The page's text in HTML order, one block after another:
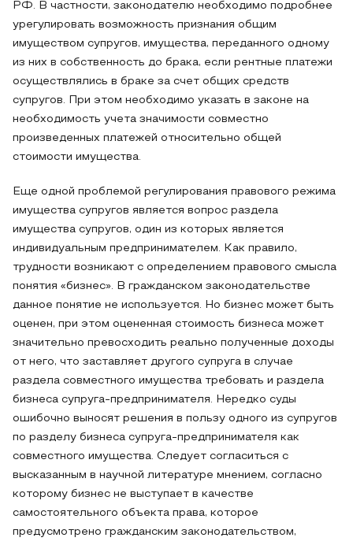
РФ. В частности, законодателю необходимо подробнее
урегулировать возможность признания общим
имуществом супругов, имущества, переданного одному
из них в собственность до брака, если рентные платежи
осуществлялись в браке за счет общих средств
супругов. При этом необходимо указать в законе на
необходимость учета значимости совместно
произведенных платежей относительно общей
стоимости имущества.
Еще одной проблемой регулирования правового режима
имущества супругов является вопрос раздела
имущества супругов, один из которых является
индивидуальным предпринимателем. Как правило,
трудности возникают с определением правового смысла
понятия «бизнес». В гражданском законодательстве
данное понятие не используется. Но бизнес может быть
оценен, при этом оцененная стоимость бизнеса может
значительно превосходить реально полученные доходы
от него, что заставляет другого супруга в случае
раздела совместного имущества требовать и раздела
бизнеса супруга-предпринимателя. Нередко суды
ошибочно выносят решения в пользу одного из супругов
по разделу бизнеса супруга-предпринимателя как
совместного имущества. Следует согласиться с
высказанным в научной литературе мнением, согласно
которому бизнес не выступает в качестве
самостоятельного объекта права, которое
предусмотрено гражданским законодательством,